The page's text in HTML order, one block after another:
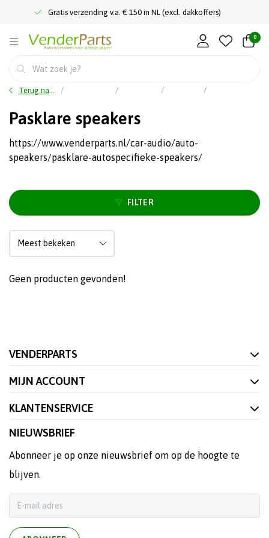
Gratis verzending v.a. € 150 in NL (excl. dakkoffers)
0
Terug naar home
Pasklare speakers
https://www.venderparts.nl/car-audio/auto-
speakers/pasklare-autospecifieke-speakers/
FILTER
Geen producten gevonden!
VENDERPARTS
MIJN ACCOUNT
KLANTENSERVICE
NIEUWSBRIEF
Abonneer je op onze nieuwsbrief om op de hoogte te
blijven.